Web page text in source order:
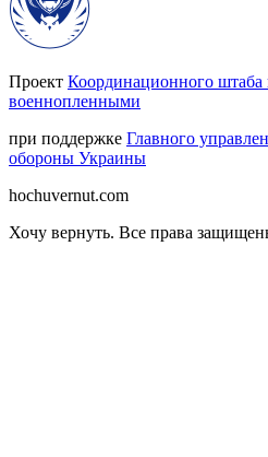
Проект Координационного
военнопленными
при поддержке Главного
обороны Украины
hochuvernut.com
Хочу вернуть. Все права